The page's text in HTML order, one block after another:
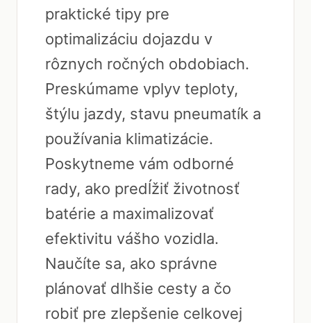
praktické tipy pre
optimalizáciu dojazdu v
rôznych ročných obdobiach.
Preskúmame vplyv teploty,
štýlu jazdy, stavu pneumatík a
používania klimatizácie.
Poskytneme vám odborné
rady, ako predĺžiť životnosť
batérie a maximalizovať
efektivitu vášho vozidla.
Naučíte sa, ako správne
plánovať dlhšie cesty a čo
robiť pre zlepšenie celkovej